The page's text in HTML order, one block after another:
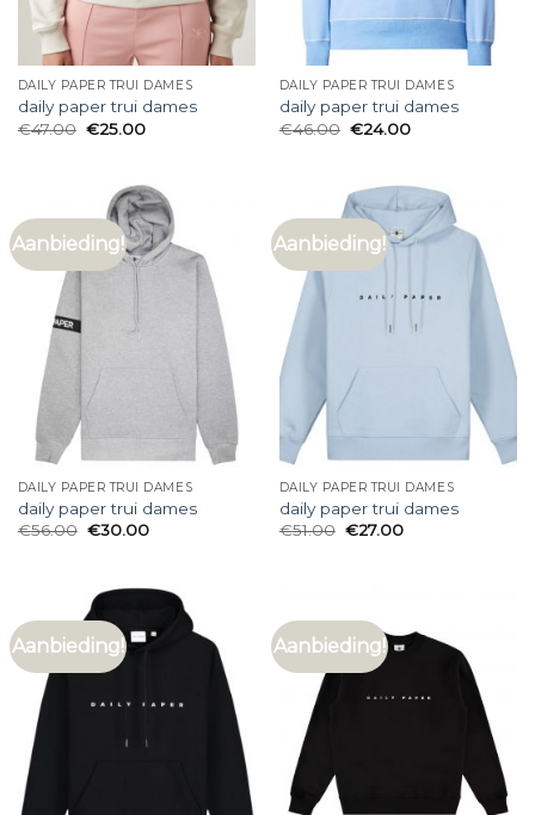
DAILY PAPER TRUI DAMES
daily paper trui dames
€47.00 €25.00
DAILY PAPER TRUI DAMES
daily paper trui dames
€46.00 €24.00
Aanbieding!
DAILY PAPER TRUI DAMES
daily paper trui dames
€56.00 €30.00
Aanbieding!
DAILY PAPER TRUI DAMES
daily paper trui dames
€51.00 €27.00
Aanbieding! Aanbieding!